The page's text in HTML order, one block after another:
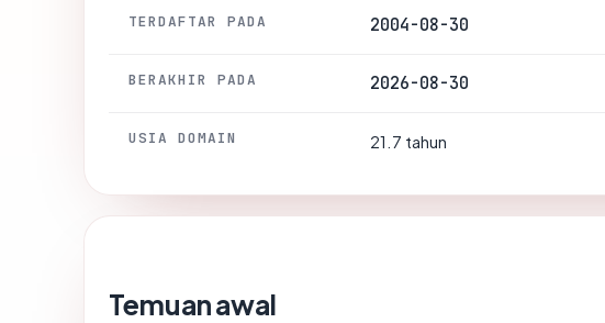
TERDAFTAR PADA 2004-08-30
BERAKHIR PADA 2026-08-30
USIA DOMAIN 21.7 tahun
Temuan awal